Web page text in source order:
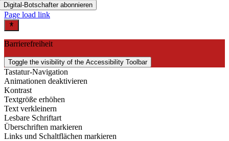
Page load link
Barrierefreiheit
Toggle the visibility of the Accessibility Toolbar
Tastatur-Navigation
Animationen deaktivieren
Kontrast
Textgröße erhöhen
Text verkleinern
Lesbare Schriftart
Überschriften markieren
Links und Schaltflächen markieren